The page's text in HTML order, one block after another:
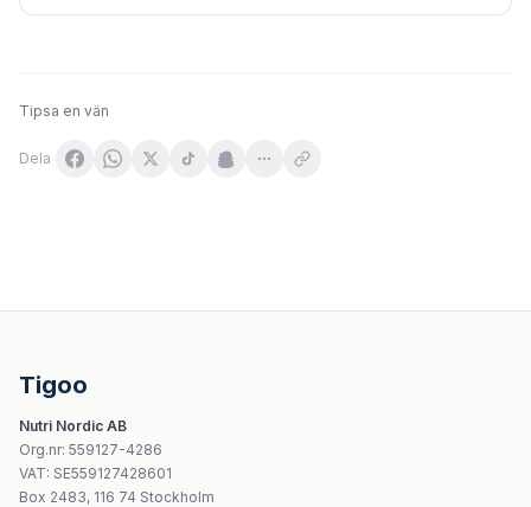
Tipsa en vän
Dela
Kalcium Magnesium Kapslar 120 kapslar | NOW Foods
Solgar Calcium Magnesium Plus Zinc – 250 tabletter
Nature's Answer Quercetin Blend 250mg - 60 Veganska
Usa Medical Organic Mushroom Trio - 60 kapslar
Tigoo
Nutri Nordic AB
Org.nr: 559127-4286
VAT: SE559127428601
Box 2483, 116 74 Stockholm